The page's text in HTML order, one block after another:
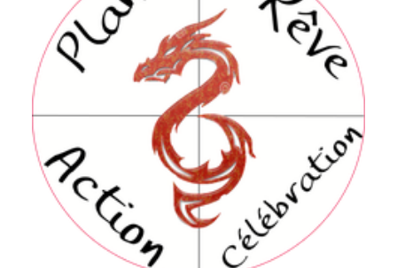
ESPACE ADHÉRENT
ESPACE INVITÉ